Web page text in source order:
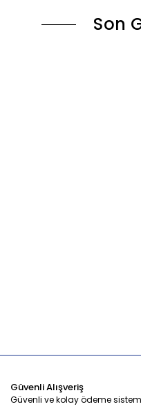
Son
Güvenli Alışveriş
Güvenli ve kolay ödeme